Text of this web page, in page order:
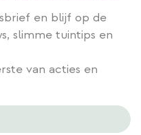
en blijf op de
slimme tuintips en
van acties en